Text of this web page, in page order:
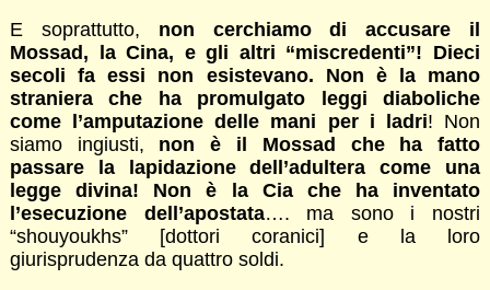
E soprattutto, non cerchiamo di accusare il
Mossad, la Cina, e gli altri “miscredenti”! Dieci
secoli fa essi non esistevano. Non è la mano
straniera che ha promulgato leggi diaboliche
come l’amputazione delle mani per i ladri! Non
siamo ingiusti, non è il Mossad che ha fatto
passare la lapidazione dell’adultera come una
legge divina! Non è la Cia che ha inventato
l’esecuzione dell’apostata…. ma sono i nostri
“shouyoukhs” [dottori coranici] e la loro
giurisprudenza da quattro soldi.